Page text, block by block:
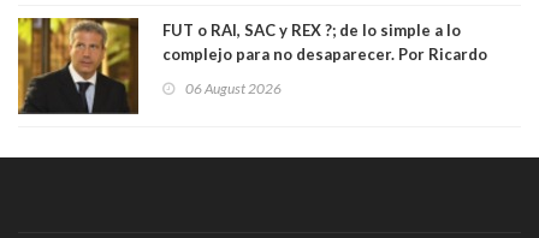
FUT o RAI, SAC y REX ?; de lo simple a lo
complejo para no desaparecer. Por Ricardo
06 August 2026